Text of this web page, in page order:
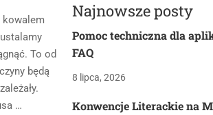
kowalem
To od
będą
…
Najnowsze posty
Pomoc techniczna dla
FAQ
8 lipca, 2026
Konwencje Literackie na